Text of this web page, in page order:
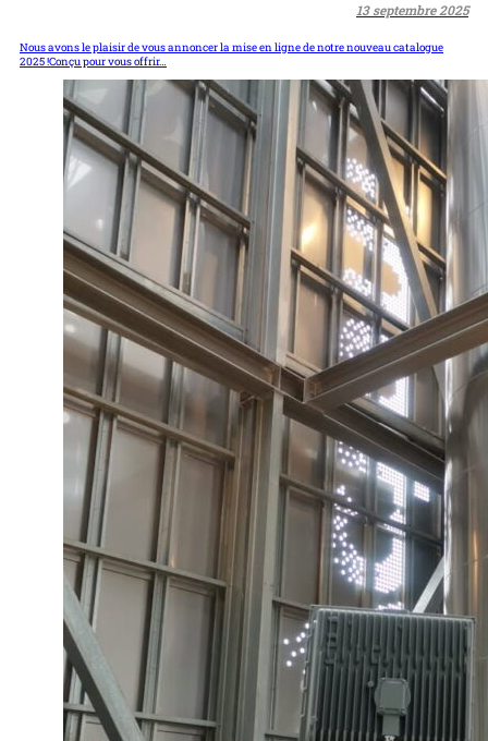
13 septembre 2025
Nous avons le plaisir de vous annoncer la mise en ligne de notre nouveau catalogue
2025 !Conçu pour vous offrir…